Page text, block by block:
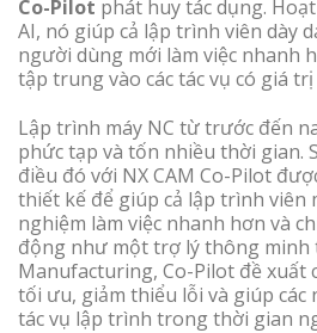
Co-Pilot phát huy tác dụng.
AI, nó giúp cả lập trình viên dày
người dùng mới làm việc nhanh
tập trung vào các tác vụ có giá trị
Lập trình máy NC từ trước đến
phức tạp và tốn nhiều thời gian.
điều đó với NX CAM Co-Pilot
thiết kế để giúp cả lập trình viên
nghiệm làm việc nhanh hơn và
động như một trợ lý thông minh
Manufacturing, Co-Pilot đề xuất
tối ưu, giảm thiểu lỗi và giúp các
tác vụ lập trình trong thời gian